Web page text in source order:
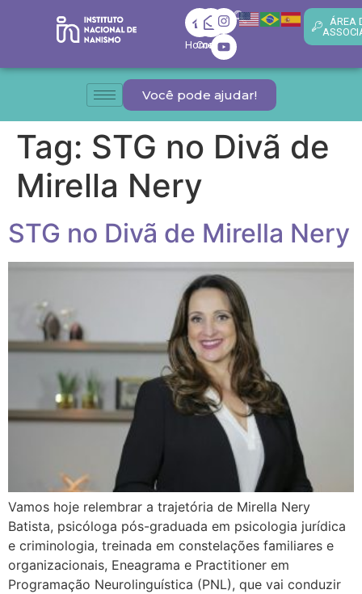
Home
Contato
ÁREA
Você pode ajudar!
Tag: STG no Divã de
Mirella Nery
STG no Divã de Mirella Nery
Vamos hoje relembrar a trajetória de Mirella Nery
Batista, psicóloga pós-graduada em psicologia jurídica
e criminologia, treinada em constelações familiares e
organizacionais, Eneagrama e Practitioner em
Programação Neurolinguística (PNL), que vai conduzir